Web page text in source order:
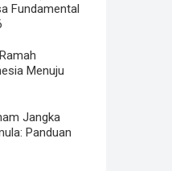
Fundamental
Menuju
Jangka
Panduan